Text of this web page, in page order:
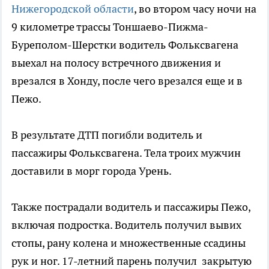
Нижегородской области, во втором часу ночи на
9 километре трассы Тоншаево-Пижма-
Буреполом-Шерстки водитель Фольксвагена
выехал на полосу встречного движения и
врезался в Хонду, после чего врезался еще и в
Пежо.
В результате ДТП погибли водитель и
пассажиры Фольксвагена. Тела троих мужчин
доставили в морг города Урень.
Также пострадали водитель и пассажиры Пежо,
включая подростка. Водитель получил вывих
стопы, рану колена и множественные ссадины
рук и ног. 17-летний парень получил закрытую